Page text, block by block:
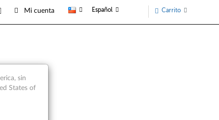
Mi cuenta Español Carrito
sin
States of